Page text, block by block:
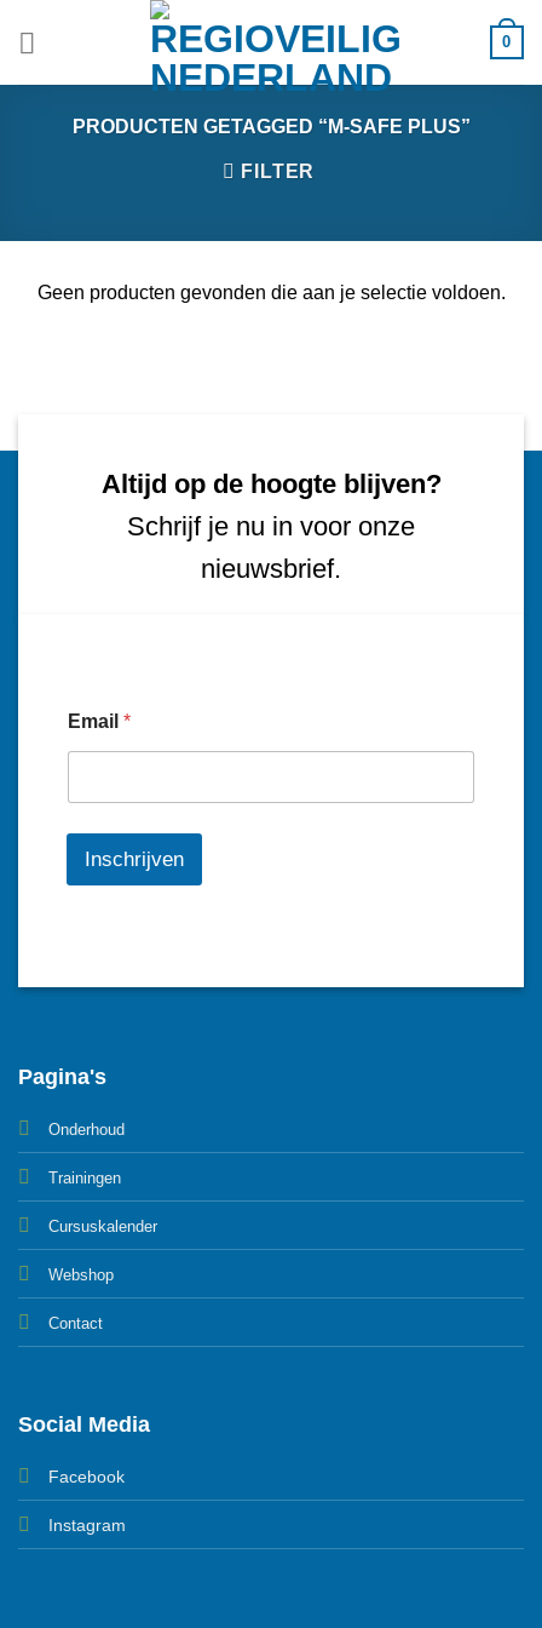
0
PRODUCTEN GETAGGED “M-SAFE PLUS”
FILTER
Geen producten gevonden die aan je selectie voldoen.
Altijd op de hoogte blijven?
Schrijf je nu in voor onze
nieuwsbrief.
Email *
Inschrijven
Pagina's
Onderhoud
Trainingen
Cursuskalender
Webshop
Contact
Social Media
Facebook
Instagram